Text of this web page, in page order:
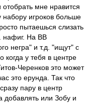
мне нравится
игроков больше
пытаешься слизать
нафиг. На ВВ
негра" и т.д. "ищут" с
когда у тебя в центре
Черенков это может
это ерунда. Так что
пару в центр
добавлять или Зобу и